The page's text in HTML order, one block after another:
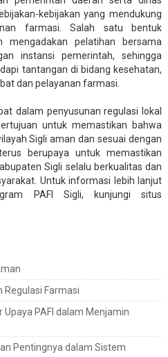
kebijakan yang mendukung
farmasi. Salah satu bentuk
mengadakan pelatihan bersama
instansi pemerintah, sehingga
tantangan di bidang kesehatan,
dan pelayanan farmasi.
dalam penyusunan regulasi lokal
untuk memastikan bahwa
Sigli aman dan sesuai dengan
berupaya untuk memastikan
Sigli selalu berkualitas dan
Untuk informasi lebih lanjut
PAFI Sigli, kunjungi situs
Regulasi Farmasi
PAFI dalam Menjamin
Pentingnya dalam Sistem